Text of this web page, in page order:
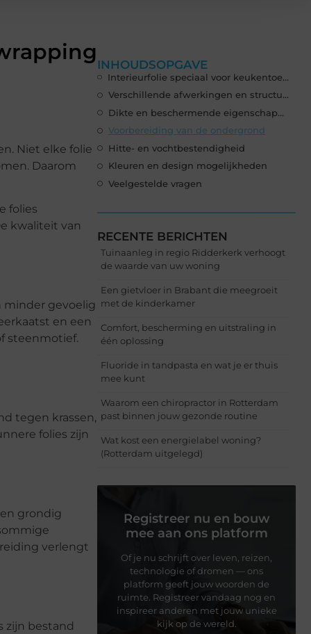
Niet elke folie
Daarom
folies
kwaliteit van
minder gevoelig
en een
steenmotief.
tegen krassen,
folies zijn
grondig
verlengt
zijn bestand
INHOUDSOPGAVE
Interieurfolie speciaal voor keukentoepassingen
Verschillende afwerkingen en structuren
Dikte en beschermende eigenschappen
Voorbereiding van de ondergrond
Hitte- en vochtbestendigheid
Kleuren en design mogelijkheden
Veelgestelde vragen
RECENTE BERICHTEN
Tuinaanleg in regio Ridderkerk verhoogt
de waarde van uw woning
Een gietvloer in Brabant die meegroeit
met de kinderkamer
Comfort, bescherming en uitstraling in
één oplossing
Fluoride in tandpasta en wat je er thuis
mee kunt
Waarom een chiropractor in Rotterdam
past binnen jouw gezonde routine
Wat kost een energielabel woning?
(Rotterdam uitgelegd)
Registreer nu en bouw
mee aan ons platform
Of je nu schrijft over leven, reizen,
technologie of dromen — ons
platform geeft jouw woorden de
ruimte. Registreer vandaag nog en
inspireer anderen met jouw unieke
kijk op de wereld.